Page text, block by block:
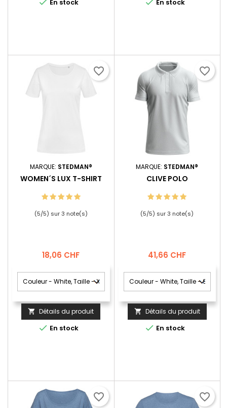
 En stock  En stock
MARQUE: STEDMAN®
WOMEN´S LUX T-SHIRT
(5/5) sur3 note(s)
Prix
18,06 CHF
 Détails du produit
 En stock
favorite_border
MARQUE: STEDMAN®
CLIVE POLO
(5/5) sur3 note(s)
Prix
41,66 CHF
 Détails du produit
 En stock
favorite_border
favorite_border favorite_border